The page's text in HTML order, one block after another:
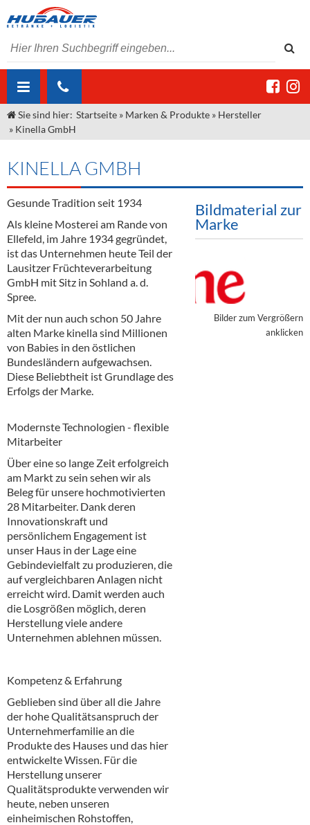
ÜBER UNS
Unser Liefergebiet
Unser Team
Kontakt
Angebote Gastronomie & Großhandel
Gastronomie
Großhandel
Innovation - Die Neue Art des Bierzapfens
"DroughtMaster"
Neuigkeiten
Termine
MARKEN & PRODUKTE
Weine & Schaumwein
Sirup
Spirituosen
Bier
Alkoholfreie Getränke
Öle & Küchenartikel
Kaffee
Barzubehör
Equipment
Verpackung
Hygieneartikel & Desinfektion
DIENSTLEISTUNGEN
Kommisionskauf & Lieferbedingungen
Fremddienstleistungen
Sie sind hier: Startseite » Marken & Produkte » Hersteller
» Kinella GmbH
KINELLA GMBH
Gesunde Tradition seit 1934
Als kleine Mosterei am Rande von
Ellefeld, im Jahre 1934 gegründet,
ist das Unternehmen heute Teil der
Lausitzer Früchteverarbeitung
GmbH mit Sitz in Sohland a. d.
Spree.
Mit der nun auch schon 50 Jahre
alten Marke kinella sind Millionen
von Babies in den östlichen
Bundesländern aufgewachsen.
Diese Beliebtheit ist Grundlage des
Erfolgs der Marke.
Modernste Technologien - flexible
Mitarbeiter
Über eine so lange Zeit erfolgreich
am Markt zu sein sehen wir als
Beleg für unsere hochmotivierten
28 Mitarbeiter. Dank deren
Innovationskraft und
persönlichem Engagement ist
unser Haus in der Lage eine
Gebindevielfalt zu produzieren, die
auf vergleichbaren Anlagen nicht
erreicht wird. Damit werden auch
die Losgrößen möglich, deren
Herstellung viele andere
Unternehmen ablehnen müssen.
Kompetenz & Erfahrung
Geblieben sind über all die Jahre
der hohe Qualitätsanspruch der
Unternehmerfamilie an die
Produkte des Hauses und das hier
entwickelte Wissen. Für die
Herstellung unserer
Qualitätsprodukte verwenden wir
heute, neben unseren
einheimischen Rohstoffen,
Bildmaterial zur
Marke
Bilder zum Vergrößern
anklicken